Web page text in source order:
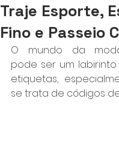
Traje Esporte,
Fino e Passeio
O mundo da
pode ser um
etiquetas,
se trata de códigos